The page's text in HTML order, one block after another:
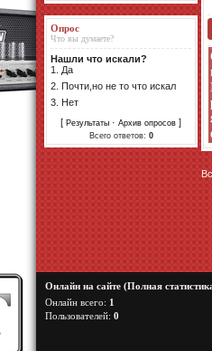
Опрос
Что вы думаете?
Нашли что искали?
1. Да
2. Почти,но не то что искал
3. Нет
[ Результаты · Архив опросов ]
Всего ответов: 0
Онлайн на сайте (Полная
Онлайн всего: 1
Пользователей: 0